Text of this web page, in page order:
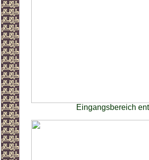
Eingangsbereich